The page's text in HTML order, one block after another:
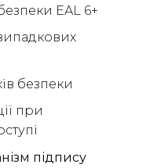
EAL 6+
безпеки
при
підпису